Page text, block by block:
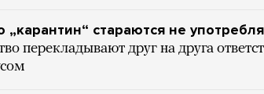
стараются не
перекладывают друг на друга